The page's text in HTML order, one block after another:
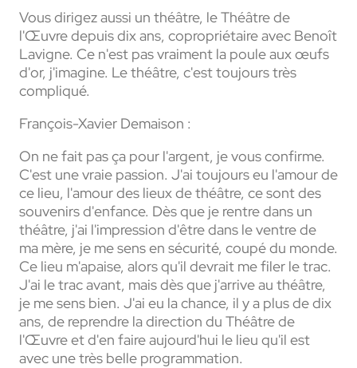
Vous dirigez aussi un théâtre, le Théâtre de
l'Œuvre depuis dix ans, copropriétaire avec Benoît
Lavigne. Ce n'est pas vraiment la poule aux œufs
d'or, j'imagine. Le théâtre, c'est toujours très
compliqué.
François-Xavier Demaison :
On ne fait pas ça pour l'argent, je vous confirme.
C'est une vraie passion. J'ai toujours eu l'amour de
ce lieu, l'amour des lieux de théâtre, ce sont des
souvenirs d'enfance. Dès que je rentre dans un
théâtre, j'ai l'impression d'être dans le ventre de
ma mère, je me sens en sécurité, coupé du monde.
Ce lieu m'apaise, alors qu'il devrait me filer le trac.
J'ai le trac avant, mais dès que j'arrive au théâtre,
je me sens bien. J'ai eu la chance, il y a plus de dix
ans, de reprendre la direction du Théâtre de
l'Œuvre et d'en faire aujourd'hui le lieu qu'il est
avec une très belle programmation.